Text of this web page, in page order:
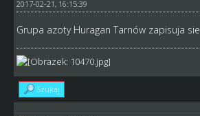
2017-02-21, 16:15:39
Grupa azoty Huragan Tarnów zapisuja sie
Szukaj